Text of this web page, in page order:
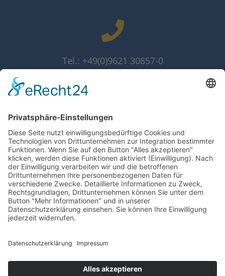
Tel.: +49(0)9621 30857-0
Fax: +49(0)9621 30857-10
info@grammer-solar.de
www.grammer-solar.com
Datenschutzerklärung
AGB